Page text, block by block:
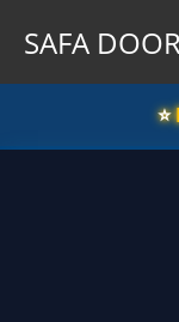
SAFA
⭐️